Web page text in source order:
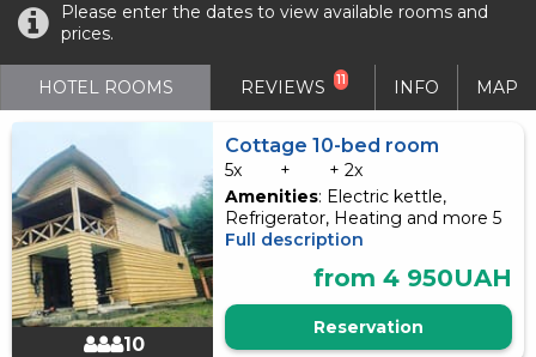
Please enter the dates to view available rooms and
prices.
HOTEL ROOMS REVIEWS 11 INFO MAP
10
Cottage 10-bed room
5x +
+ 2x
Amenities: Electric kettle,
Refrigerator, Heating and more 5
Full description
from 4 950UAH
Reservation